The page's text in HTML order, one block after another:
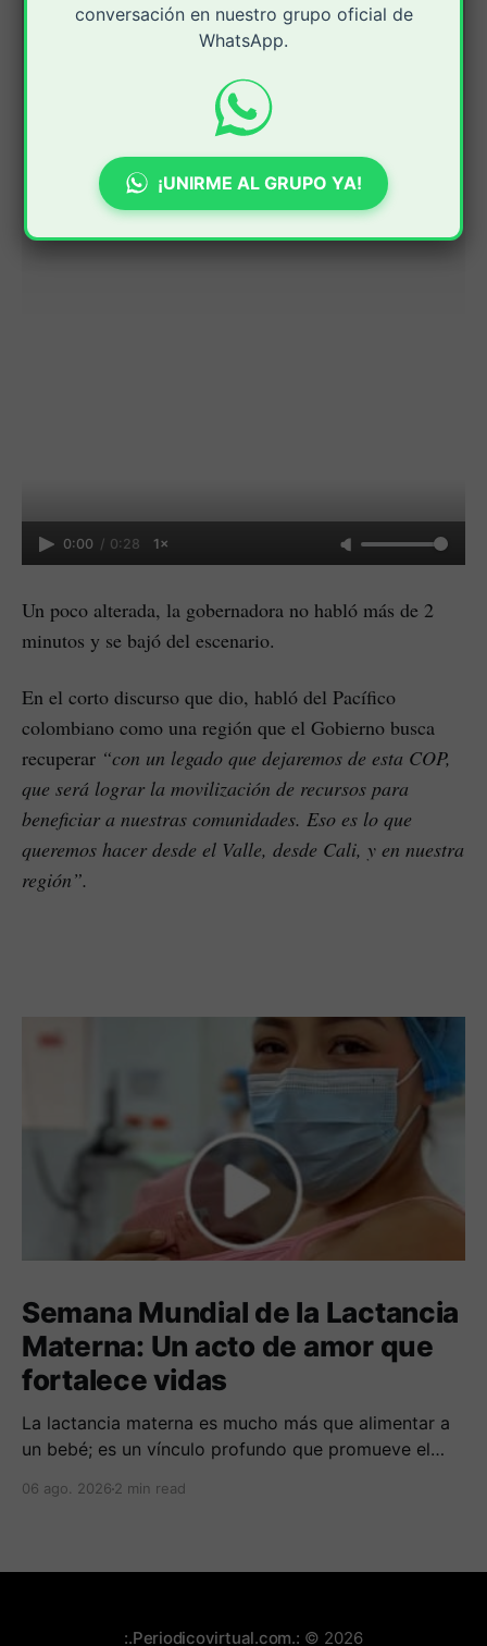
0:00 / 0:28 1×
Un poco alterada, la gobernadora no habló más de 2
minutos y se bajó del escenario.
En el corto discurso que dio, habló del Pacífico
colombiano como una región que el Gobierno busca
recuperar “con un legado que dejaremos de esta COP,
que será lograr la movilización de recursos para
beneficiar a nuestras comunidades. Eso es lo que
queremos hacer desde el Valle, desde Cali, y en nuestra
región”.
Semana Mundial de la Lactancia
Materna: Un acto de amor que
fortalece vidas
La lactancia materna es mucho más que alimentar a
un bebé; es un vínculo profundo que promueve el
06 ago. 2026 2 min read
conversación en nuestro grupo oficial de
WhatsApp.
¡UNIRME AL GRUPO YA!
:.Periodicovirtual.com.: © 2026